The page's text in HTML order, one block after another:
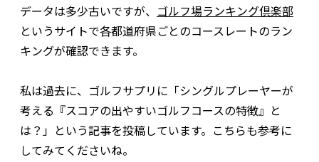
データは多少古いですが、 ゴルフ場ランキング倶楽部
というサイトで各都道府県ごとのコースレートのラン
キングが確認できます。
私は過去に、ゴルフサプリに「シングルプレーヤーが
考える『スコアの出やすいゴルフコースの特徴』と
は？」という記事を投稿しています。こちらも参考に
してみてくださいね。